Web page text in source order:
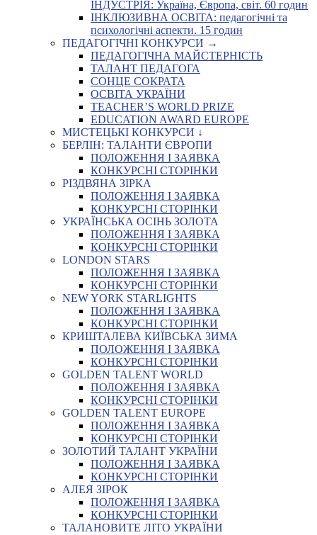
ІНДУСТРІЯ: Україна, Європа, світ. 60 годин
ІНКЛЮЗИВНА ОСВІТА: педагогічні та
психологічні аспекти. 15 годин
ПЕДАГОГІЧНІ КОНКУРСИ →
ПЕДАГОГІЧНА МАЙСТЕРНІСТЬ
ТАЛАНТ ПЕДАГОГА
СОНЦЕ СОКРАТА
ОСВІТА УКРАЇНИ
TEACHER’S WORLD PRIZE
EDUCATION AWARD EUROPE
МИСТЕЦЬКІ КОНКУРСИ ↓
БЕРЛІН: ТАЛАНТИ ЄВРОПИ
ПОЛОЖЕННЯ І ЗАЯВКА
КОНКУРСНІ СТОРІНКИ
РІЗДВЯНА ЗІРКА
ПОЛОЖЕННЯ І ЗАЯВКА
КОНКУРСНІ СТОРІНКИ
УКРАЇНСЬКА ОСІНЬ ЗОЛОТА
ПОЛОЖЕННЯ І ЗАЯВКА
КОНКУРСНІ СТОРІНКИ
LONDON STARS
ПОЛОЖЕННЯ І ЗАЯВКА
КОНКУРСНІ СТОРІНКИ
NEW YORK STARLIGHTS
ПОЛОЖЕННЯ І ЗАЯВКА
КОНКУРСНІ СТОРІНКИ
КРИШТАЛЕВА КИЇВСЬКА ЗИМА
ПОЛОЖЕННЯ І ЗАЯВКА
КОНКУРСНІ СТОРІНКИ
GOLDEN TALENT WORLD
ПОЛОЖЕННЯ І ЗАЯВКА
КОНКУРСНІ СТОРІНКИ
GOLDEN TALENT EUROPE
ПОЛОЖЕННЯ І ЗАЯВКА
КОНКУРСНІ СТОРІНКИ
ЗОЛОТИЙ ТАЛАНТ УКРАЇНИ
ПОЛОЖЕННЯ І ЗАЯВКА
КОНКУРСНІ СТОРІНКИ
АЛЕЯ ЗІРОК
ПОЛОЖЕННЯ І ЗАЯВКА
КОНКУРСНІ СТОРІНКИ
ТАЛАНОВИТЕ ЛІТО УКРАЇНИ